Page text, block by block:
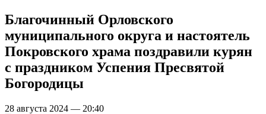
Благочинный Орловского
муниципального округа и настоятель
Покровского храма поздравили курян
с праздником Успения Пресвятой
Богородицы
28 августа 2024 — 20:40